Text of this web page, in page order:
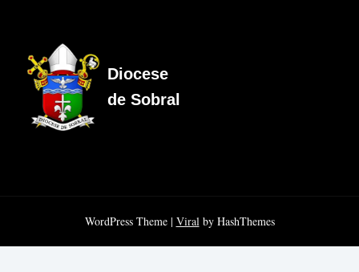
Diocese
de Sobral
WordPress Theme | Viralby HashThemes